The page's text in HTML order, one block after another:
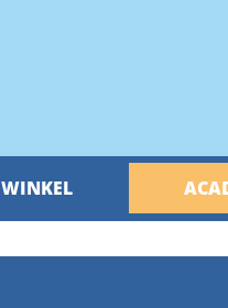
WINKEL